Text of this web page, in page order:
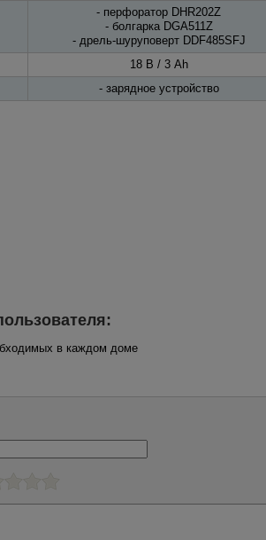
- перфоратор DHR202Z
- болгарка DGA511Z
- дрель-шуруповерт DDF485SFJ
18 В / 3 Ah
- зарядное устройство
в каждом доме